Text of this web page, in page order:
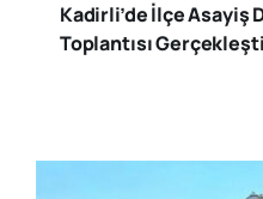
Kadirli’de İlçe Asayiş
Toplantısı